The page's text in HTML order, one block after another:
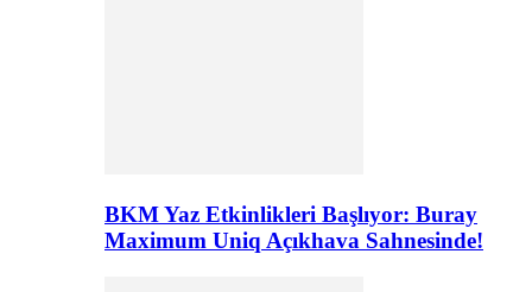
BKM Yaz Etkinlikleri Başlıyor: Buray
Maximum Uniq Açıkhava Sahnesinde!